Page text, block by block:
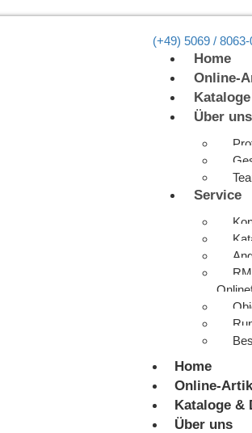
(+49) 5069 / 8063-
Home
Online-
Über uns
Service
Home
Online-
Kataloge &
Über uns